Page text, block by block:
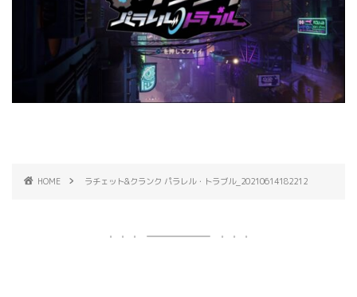
HOME ラチェット&クランク パラレル・トラブル_20210614182212